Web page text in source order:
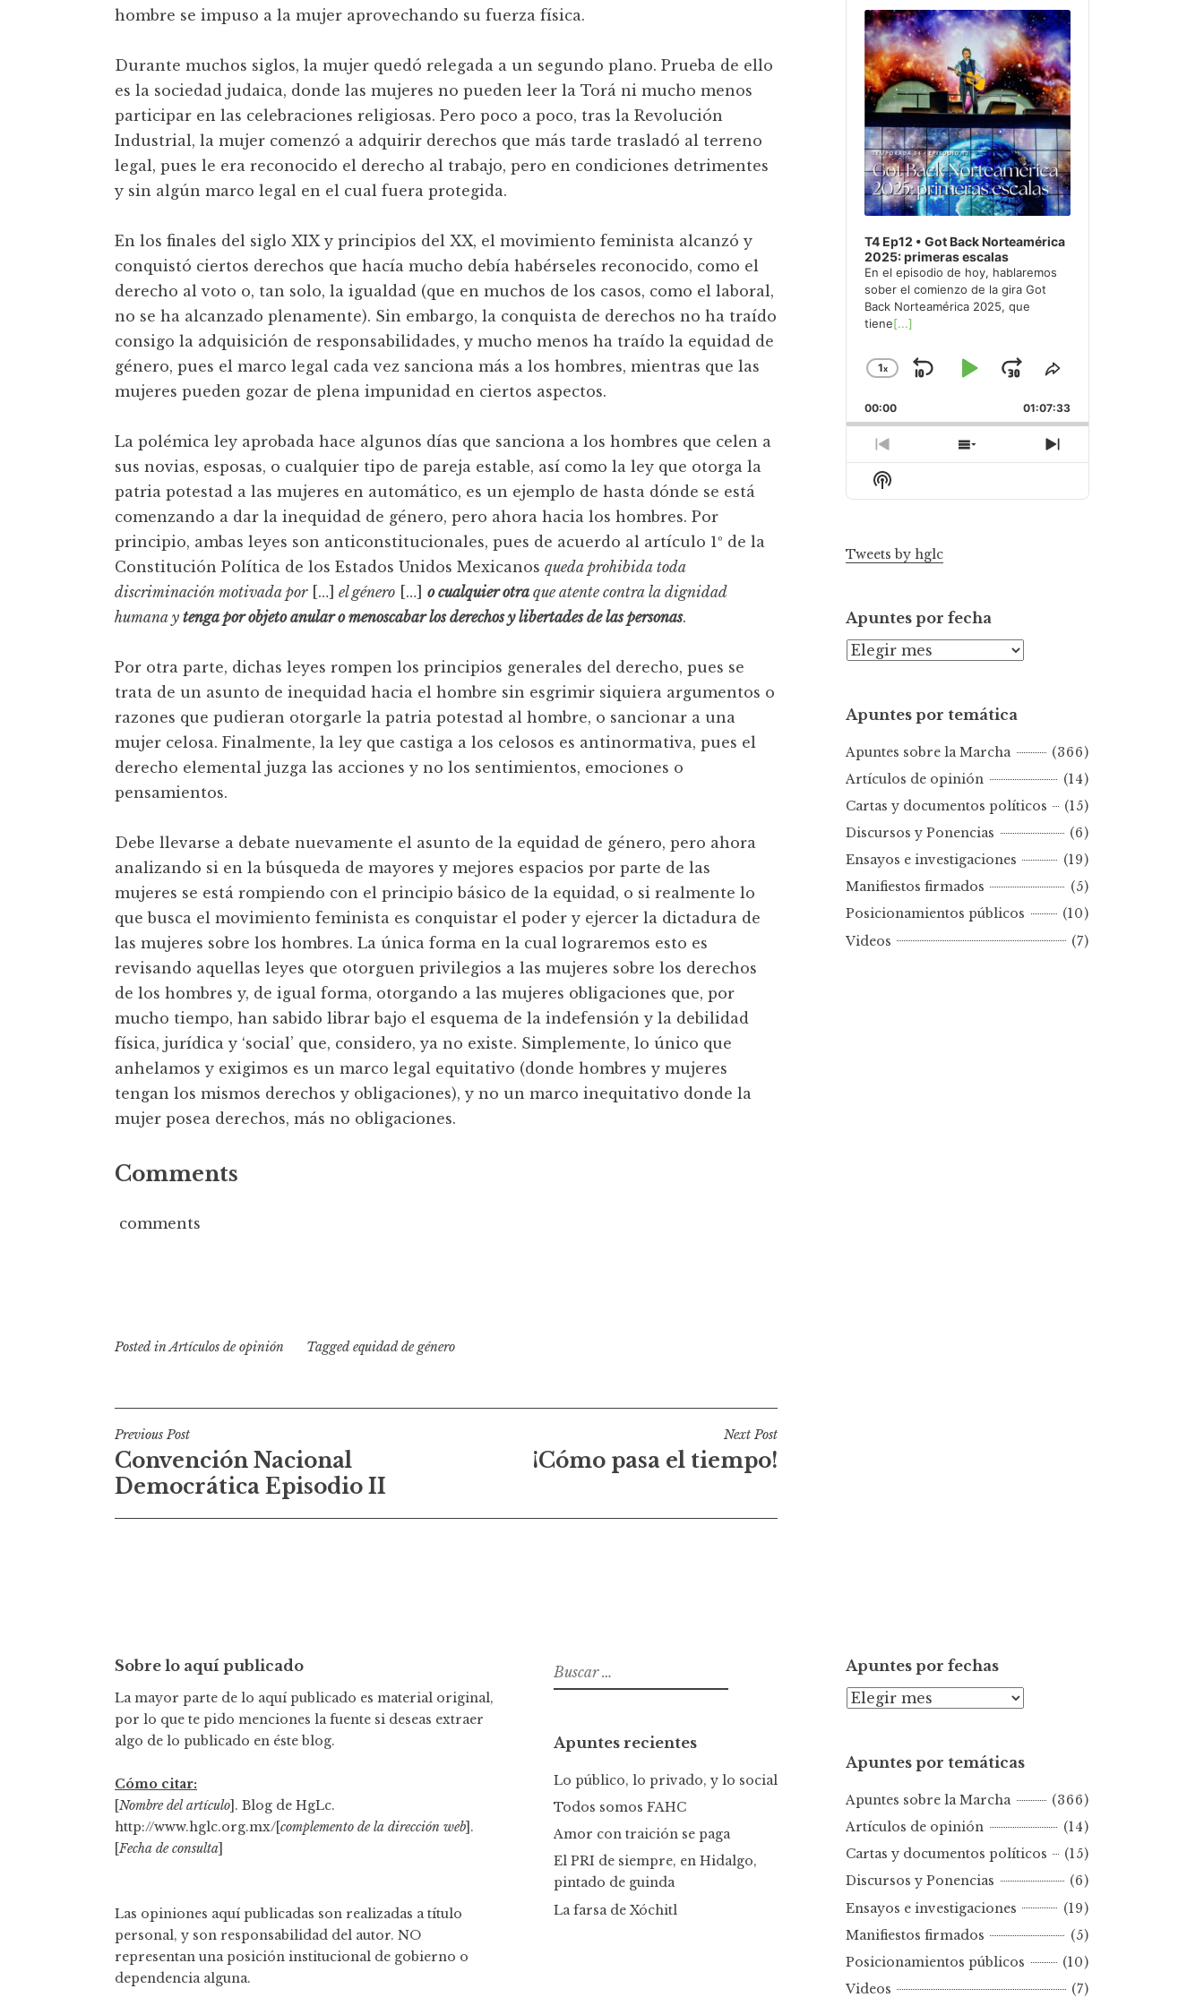
hombre se impuso a la mujer aprovechando su fuerza física.
Durante muchos siglos, la mujer quedó relegada a un segundo plano. Prueba de ello
es la sociedad judaica, donde las mujeres no pueden leer la Torá ni mucho menos
participar en las celebraciones religiosas. Pero poco a poco, tras la Revolución
Industrial, la mujer comenzó a adquirir derechos que más tarde trasladó al terreno
legal, pues le era reconocido el derecho al trabajo, pero en condiciones detrimentes
y sin algún marco legal en el cual fuera protegida.
En los finales del siglo XIX y principios del XX, el movimiento feminista alcanzó y
conquistó ciertos derechos que hacía mucho debía habérseles reconocido, como el
derecho al voto o, tan solo, la igualdad (que en muchos de los casos, como el laboral,
no se ha alcanzado plenamente). Sin embargo, la conquista de derechos no ha traído
consigo la adquisición de responsabilidades, y mucho menos ha traído la equidad de
género, pues el marco legal cada vez sanciona más a los hombres, mientras que las
mujeres pueden gozar de plena impunidad en ciertos aspectos.
La polémica ley aprobada hace algunos días que sanciona a los hombres que celen a
sus novias, esposas, o cualquier tipo de pareja estable, así como la ley que otorga la
patria potestad a las mujeres en automático, es un ejemplo de hasta dónde se está
comenzando a dar la inequidad de género, pero ahora hacia los hombres. Por
principio, ambas leyes son anticonstitucionales, pues de acuerdo al artículo 1º de la
Constitución Política de los Estados Unidos Mexicanos queda prohibida toda
discriminación motivada por[…] el género […] o cualquier otra que atente contra la dignidad
humana y tenga por objeto anular o menoscabar los derechos y libertades de las personas.
Por otra parte, dichas leyes rompen los principios generales del derecho, pues se
trata de un asunto de inequidad hacia el hombre sin esgrimir siquiera argumentos o
razones que pudieran otorgarle la patria potestad al hombre, o sancionar a una
mujer celosa. Finalmente, la ley que castiga a los celosos es antinormativa, pues el
derecho elemental juzga las acciones y no los sentimientos, emociones o
pensamientos.
Debe llevarse a debate nuevamente el asunto de la equidad de género, pero ahora
analizando si en la búsqueda de mayores y mejores espacios por parte de las
mujeres se está rompiendo con el principio básico de la equidad, o si realmente lo
que busca el movimiento feminista es conquistar el poder y ejercer la dictadura de
las mujeres sobre los hombres. La única forma en la cual lograremos esto es
revisando aquellas leyes que otorguen privilegios a las mujeres sobre los derechos
de los hombres y, de igual forma, otorgando a las mujeres obligaciones que, por
mucho tiempo, han sabido librar bajo el esquema de la indefensión y la debilidad
física, jurídica y ‘social’ que, considero, ya no existe. Simplemente, lo único que
anhelamos y exigimos es un marco legal equitativo (donde hombres y mujeres
tengan los mismos derechos y obligaciones), y no un marco inequitativo donde la
mujer posea derechos, más no obligaciones.
Comments
comments
Posted in Artículos de opinión Taggedequidad de género
N
a
i
ó
n
d
e
e
t
r
a
Previous Post
Convención Nacional
Democrática Episodio II
Next Post
¡Cómo pasa el tiempo!
Player
T4 Ep12 • Got Back Norteamérica
2025: primeras escalas
En el episodio de hoy, hablaremos
sober el comienzo de la gira Got
Back Norteamérica 2025, que
tiene[...]
Change
Rate
1x
Skip
Backward
Play
Pause
Jump
Forward
Share
Episode
00:00 01:07:33
Previous
Episode
Show
Episodes
Next
Episode
Show
Podcast
Tweets by hglc
Apuntes por fecha
A
n
e
s
p
f
e
c
a
Apuntes por temática
Apuntes sobre la Marcha
(366)
Artículos de opinión
(14)
Cartas y documentos políticos
(15)
Discursos y Ponencias
(6)
Ensayos e investigaciones
(19)
Manifiestos firmados
(5)
Posicionamientos públicos
(10)
Videos
(7)
Sobre lo aquí publicado
La mayor parte de lo aquí publicado es material original,
por lo que te pido menciones la fuente si deseas extraer
algo de lo publicado en éste blog.
Cómo citar:
[Nombre del artículo]. Blog de HgLc.
http://www.hglc.org.mx/[complemento de la dirección web].
[Fecha de consulta]
Las opiniones aquí publicadas son realizadas a título
personal, y son responsabilidad del autor. NO
representan una posición institucional de gobierno o
dependencia alguna.
B
u
a
r
Apuntes recientes
Lo público, lo privado, y lo social
Todos somos FAHC
Amor con traición se paga
El PRI de siempre, en Hidalgo,
pintado de guinda
La farsa de Xóchitl
Apuntes por fechas
A
n
e
s
p
f
e
c
a
Apuntes por temáticas
Apuntes sobre la Marcha
(366)
Artículos de opinión
(14)
Cartas y documentos políticos
(15)
Discursos y Ponencias
(6)
Ensayos e investigaciones
(19)
Manifiestos firmados
(5)
Posicionamientos públicos
(10)
Videos
(7)